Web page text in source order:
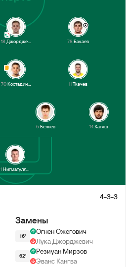
1Нигматуллин
6Беляев 14Хагуш
70Костадинов 11Ткачев
78Бакаев
18Джорджевич
4-3-3
Замены
16'
Огнен Ожегович
Лука Джорджевич
62'
Резиуан Мирзов
Эванс Кангва